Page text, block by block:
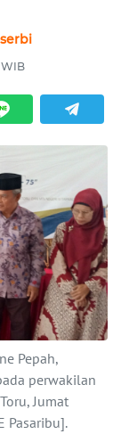
WIB
Pepah,
perwakilan
Jumat
Pasaribu].